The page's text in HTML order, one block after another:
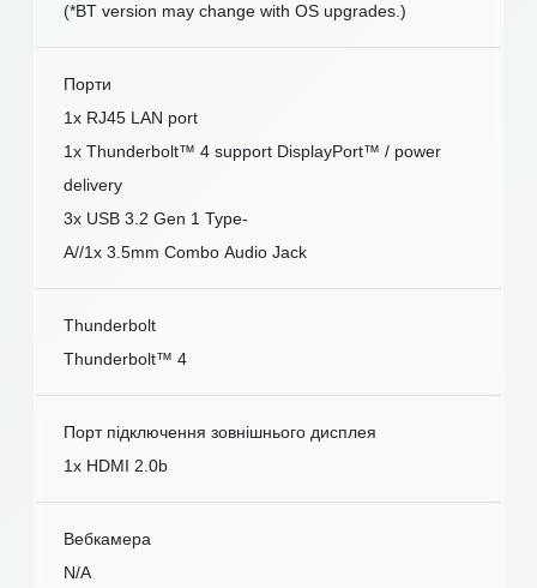
(*BT version may change with OS upgrades.)
Порти
1x RJ45 LAN port
1x Thunderbolt™ 4 support DisplayPort™ / power
delivery
3x USB 3.2 Gen 1 Type-
A//1x 3.5mm Combo Audio Jack
Thunderbolt
Thunderbolt™ 4
Порт підключення зовнішнього дисплея
1x HDMI 2.0b
Вебкамера
N/A